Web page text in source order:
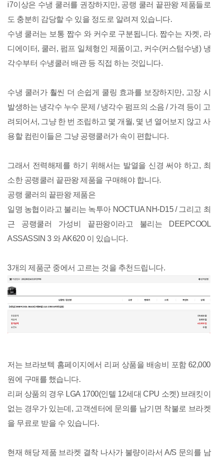
i7이상은 수냉 쿨러를 권장하지만, 공랭 쿨러 끝판왕 제품들로
도 충분히 감당할 수 있을 정도로 알려져 있습니다.
수냉 쿨러는 보통 짭수 와 커수로 구분됩니다. 짭수는 자켓, 라
디에이터, 쿨러, 펌프 일체형인 제품이고, 커수(커스텀수냉) 냉
각수부터 수냉쿨러 배관 등 직접 하는 것입니다.
수냉 쿨러가 훨씬 더 손쉽게 쿨링 효과를 보장하지만, 고장 시
발생하는 냉각수 누수 문제 / 냉각수 펌프의 소음 / 가격 등이 고
려되어서, 그냥 한 번 조립하고 몇 개월, 몇 년 열어보지 않고 사
용할 컴린이들은 그냥 공랭쿨러가 속이 편합니다.
그래서 전력해제를 하기 위해서는 발열을 신경 써야 하고, 최
소한 공랭쿨러 끝판왕 제품을 구매해야 합니다.
공랭 쿨러의 끝판왕 제품은
일명 농협이라고 불리는 녹투아 NOCTUA NH-D15 / 그리고 최
근 공랭쿨러 가성비 끝판왕이라고 불리는 DEEPCOOL
ASSASSIN 3 와 AK620 이 있습니다.
3개의 제품군 중에서 고르는 것을 추천드립니다.
저는 브라보텍 홈페이지에서 리퍼 상품을 배송비 포함 62,000
원에 구매를 했습니다.
리퍼 상품의 경우 LGA 1700(인텔 12세대 CPU 소켓) 브래킷이
없는 경우가 있는데, 고객센터에 문의를 남기면 착불로 브라켓
을 무료로 받을 수 있습니다.
현재 해당 제품 브라켓 결착 나사가 불량이라서 A/S 문의를 남